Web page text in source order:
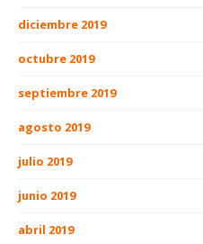
diciembre 2019
octubre 2019
septiembre 2019
agosto 2019
julio 2019
junio 2019
abril 2019